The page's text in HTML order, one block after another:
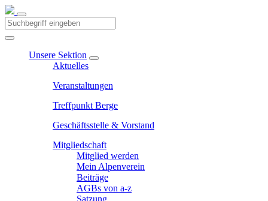
Unsere Sektion
Aktuelles
Veranstaltungen
Treffpunkt Berge
Geschäftsstelle & Vorstand
Mitgliedschaft
Mitglied werden
Mein Alpenverein
Beiträge
AGBs von a-z
Satzung